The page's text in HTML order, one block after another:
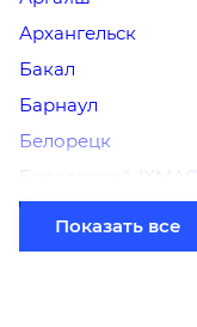
Архангельск
Бакал
Барнаул
Белорецк
Белоярский (ХМАО)
Березники
Бийск
Показать все